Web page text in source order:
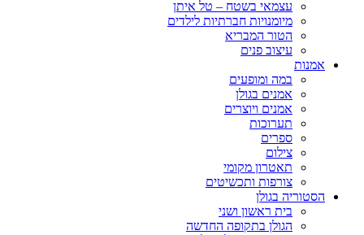
עצמאי בשטח – טל איתן
מיומנויות חברתיות לילדים
הטור המבריא
עיצוב פנים
אמנות
במה ומופעים
אמנים בגולן
אמנים ויוצרים
תערוכות
ספרים
צילום
תאטרון מקומי
צורפות ותכשיטים
הסטוריה בגולן
בית ראשון ושני
הגולן בתקופה החדשה